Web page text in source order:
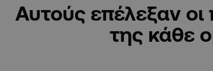
Αυτούς επέλεξαν
της κάθε